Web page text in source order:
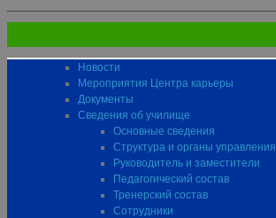
Новости
Мероприятия Центра карьеры
Документы
Сведения об училище
Основные сведения
Структура и органы управления
Руководитель и заместители
Педагогический состав
Тренерский состав
Сотрудники